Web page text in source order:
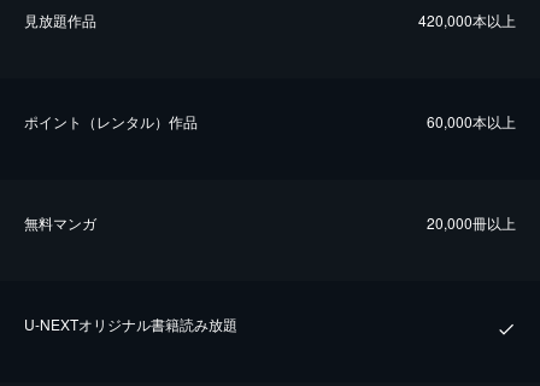
⾒放題作品 420,000本以上
ポイント（レンタル）作品 60,000本以上
無料マンガ 20,000冊以上
U-NEXTオリジナル書籍読み放題